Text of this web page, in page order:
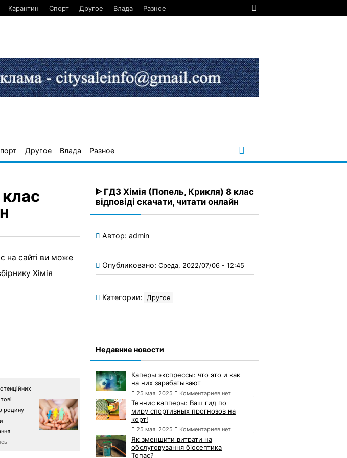
Карантин Спорт Другое Влада Разное
Другое Влада Разное
на сайті ви може
Хімія
родину
ᐈ ГДЗ Хімія (Попель, Крикля) 8 клас
відповіді скачати, читати онлайн
Автор: admin
Опубликовано: Среда, 2022/07/06 - 12:45
Категории: Другое
Недавние новости
Каперы экспрессы: что это и как
на них зарабатывают
25 мая, 2025 Комментариев нет
Теннис капперы: Ваш гид по
миру спортивных прогнозов на
корт!
25 мая, 2025 Комментариев нет
Як зменшити витрати на
обслуговування біосептика
Топас?